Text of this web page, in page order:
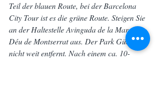
Teil der blauen Route, bei der Barcelona
City Tour ist es die grüne Route. Steigen Sie
an der Haltestelle Avinguda de la Mare de
Déu de Montserrat aus. Der Park Güell ist
nicht weit entfernt. Nach einem ca. 10-